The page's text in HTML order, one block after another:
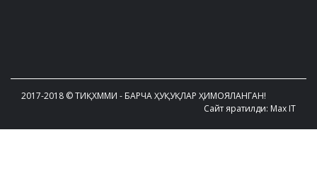
2017-2018 © ТИҚХММИ - БАРЧА ҲУҚУҚЛАР ҲИМОЯЛАНГАН!
Сайт яратилди: Max IT